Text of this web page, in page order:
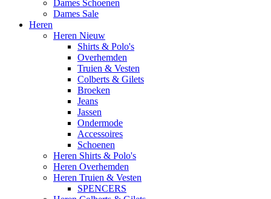
Dames Schoenen
Dames Sale
Heren
Heren Nieuw
Shirts & Polo's
Overhemden
Truien & Vesten
Colberts & Gilets
Broeken
Jeans
Jassen
Ondermode
Accessoires
Schoenen
Heren Shirts & Polo's
Heren Overhemden
Heren Truien & Vesten
SPENCERS